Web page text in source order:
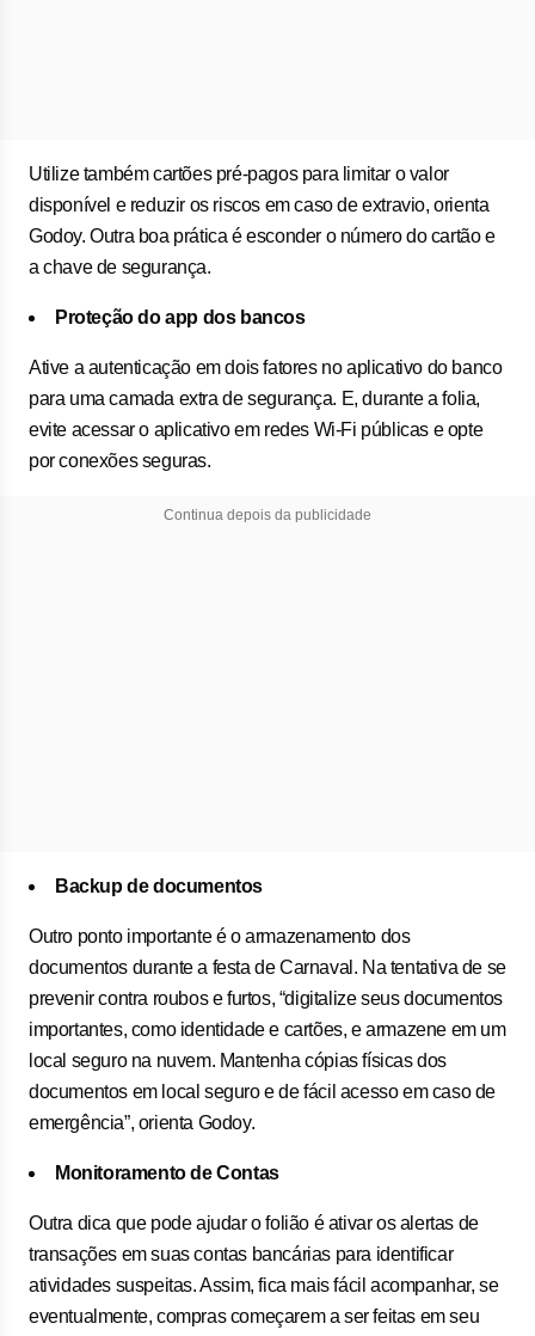
Utilize também cartões pré-pagos para limitar o valor
disponível e reduzir os riscos em caso de extravio, orienta
Godoy. Outra boa prática é esconder o número do cartão e
a chave de segurança.
Proteção do app dos bancos
Ative a autenticação em dois fatores no aplicativo do banco
para uma camada extra de segurança. E, durante a folia,
evite acessar o aplicativo em redes Wi-Fi públicas e opte
por conexões seguras.
Continua depois da publicidade
Backup de documentos
Outro ponto importante é o armazenamento dos
documentos durante a festa de Carnaval. Na tentativa de se
prevenir contra roubos e furtos, “digitalize seus documentos
importantes, como identidade e cartões, e armazene em um
local seguro na nuvem. Mantenha cópias físicas dos
documentos em local seguro e de fácil acesso em caso de
emergência”, orienta Godoy.
Monitoramento de Contas
Outra dica que pode ajudar o folião é ativar os alertas de
transações em suas contas bancárias para identificar
atividades suspeitas. Assim, fica mais fácil acompanhar, se
eventualmente, compras começarem a ser feitas em seu